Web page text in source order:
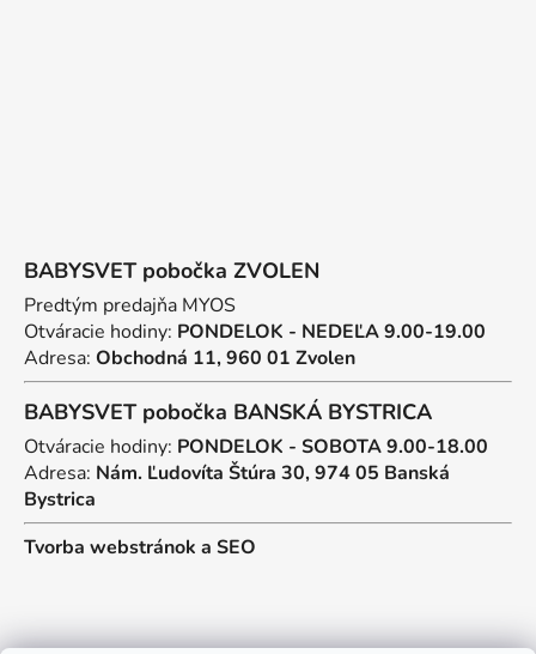
BABYSVET pobočka ZVOLEN
Predtým predajňa MYOS
Otváracie hodiny: PONDELOK - NEDEĽA 9.00-19.00
Adresa: Obchodná 11, 960 01 Zvolen
BABYSVET pobočka BANSKÁ BYSTRICA
Otváracie hodiny: PONDELOK - SOBOTA 9.00-18.00
Adresa: Nám. Ľudovíta Štúra 30, 974 05 Banská
Bystrica
Tvorba webstránok a SEO